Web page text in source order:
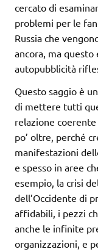
cercato di
problemi per le
Russia che
ancora, ma
autopubblicità
Questo saggio è
di mettere tutti
relazione
po’ oltre, perché
manifestazioni
e spesso in aree
esempio, la crisi
dell’Occidente di
affidabili, i pezzi
anche le infinite
organizzazioni, e